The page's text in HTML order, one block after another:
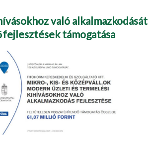
való alkalmazkodását
támogatása